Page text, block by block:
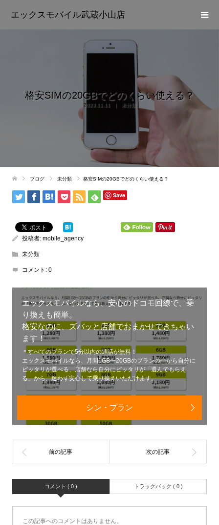
エックスモバイル武蔵小山店
格安SIMの20GBでどのくらい使える？
2023.11.11 未分類
ブログ 未分類 格安SIMの20GBでどのくらい使える？
Save
投稿者: mobile_agency
未分類
コメント: 0
エックスモバイルなら、安心のドコモ回線で、乗
り換えも簡単。
格安なのに、ズバッと店舗でおまかせできちゃい
ます！
＊すべてのプランで5分以内の通話が無料！
エックスモバイルなら、月間1GB〜20GBのプランの中から自分に
ピッタリが選べる、店舗なら自分にピッタリが「選んでもらえ
る」から、迷わず安心して乗り換えいただけます。
シン・プラン
コメント ( 0 ) トラックバック ( 0 )
この記事へのコメントはありません。